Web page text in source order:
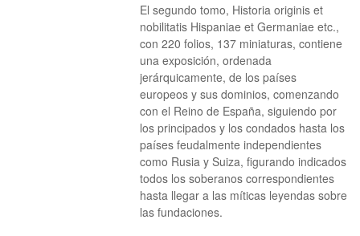
El segundo tomo, Historia originis et
nobilitatis Hispaniae et Germaniae etc.,
con 220 folios, 137 miniaturas, contiene
una exposición, ordenada
jerárquicamente, de los países
europeos y sus dominios, comenzando
con el Reino de España, siguiendo por
los principados y los condados hasta los
países feudalmente independientes
como Rusia y Suiza, figurando indicados
todos los soberanos correspondientes
hasta llegar a las míticas leyendas sobre
las fundaciones.